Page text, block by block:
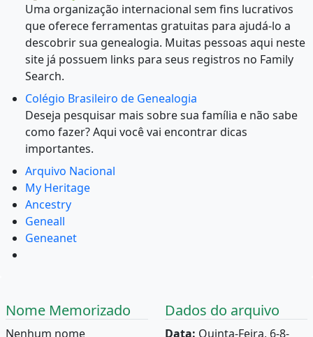
Uma organização internacional sem fins lucrativos
que oferece ferramentas gratuitas para ajudá-lo a
descobrir sua genealogia. Muitas pessoas aqui neste
site já possuem links para seus registros no Family
Search.
Colégio Brasileiro de Genealogia
Deseja pesquisar mais sobre sua família e não sabe
como fazer? Aqui você vai encontrar dicas
importantes.
Arquivo Nacional
My Heritage
Ancestry
Geneall
Geneanet
Nome Memorizado
Nenhum nome
Dados do arquivo
Data: Quinta-Feira, 6-8-